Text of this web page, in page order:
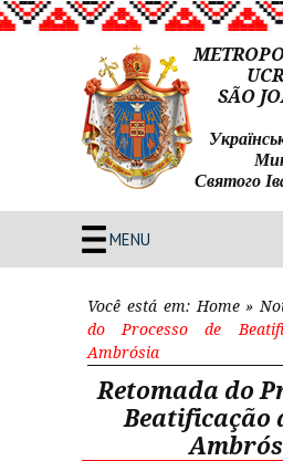
SÃO
Святого
MENU
Você está em: Home»
do Processo de
Ambrósia
Retomada do
Beatificação